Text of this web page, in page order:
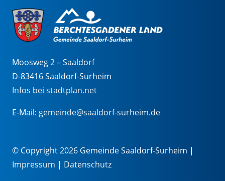
Moosweg 2 – Saaldorf
D-83416 Saaldorf-Surheim
Infos bei stadtplan.net
E-Mail: gemeinde@saaldorf-surheim.de
© Copyright 2026 Gemeinde Saaldorf-Surheim |
Impressum | Datenschutz